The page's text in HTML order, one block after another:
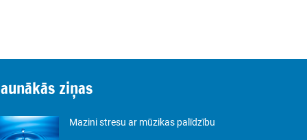
ziņas
Mazini stresu ar mūzikas palīdzību